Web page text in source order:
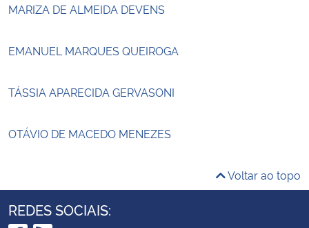
MARIZA DE ALMEIDA DEVENS
EMANUEL MARQUES QUEIROGA
TÁSSIA APARECIDA GERVASONI
OTÁVIO DE MACEDO MENEZES
Voltar ao topo
REDES SOCIAIS: